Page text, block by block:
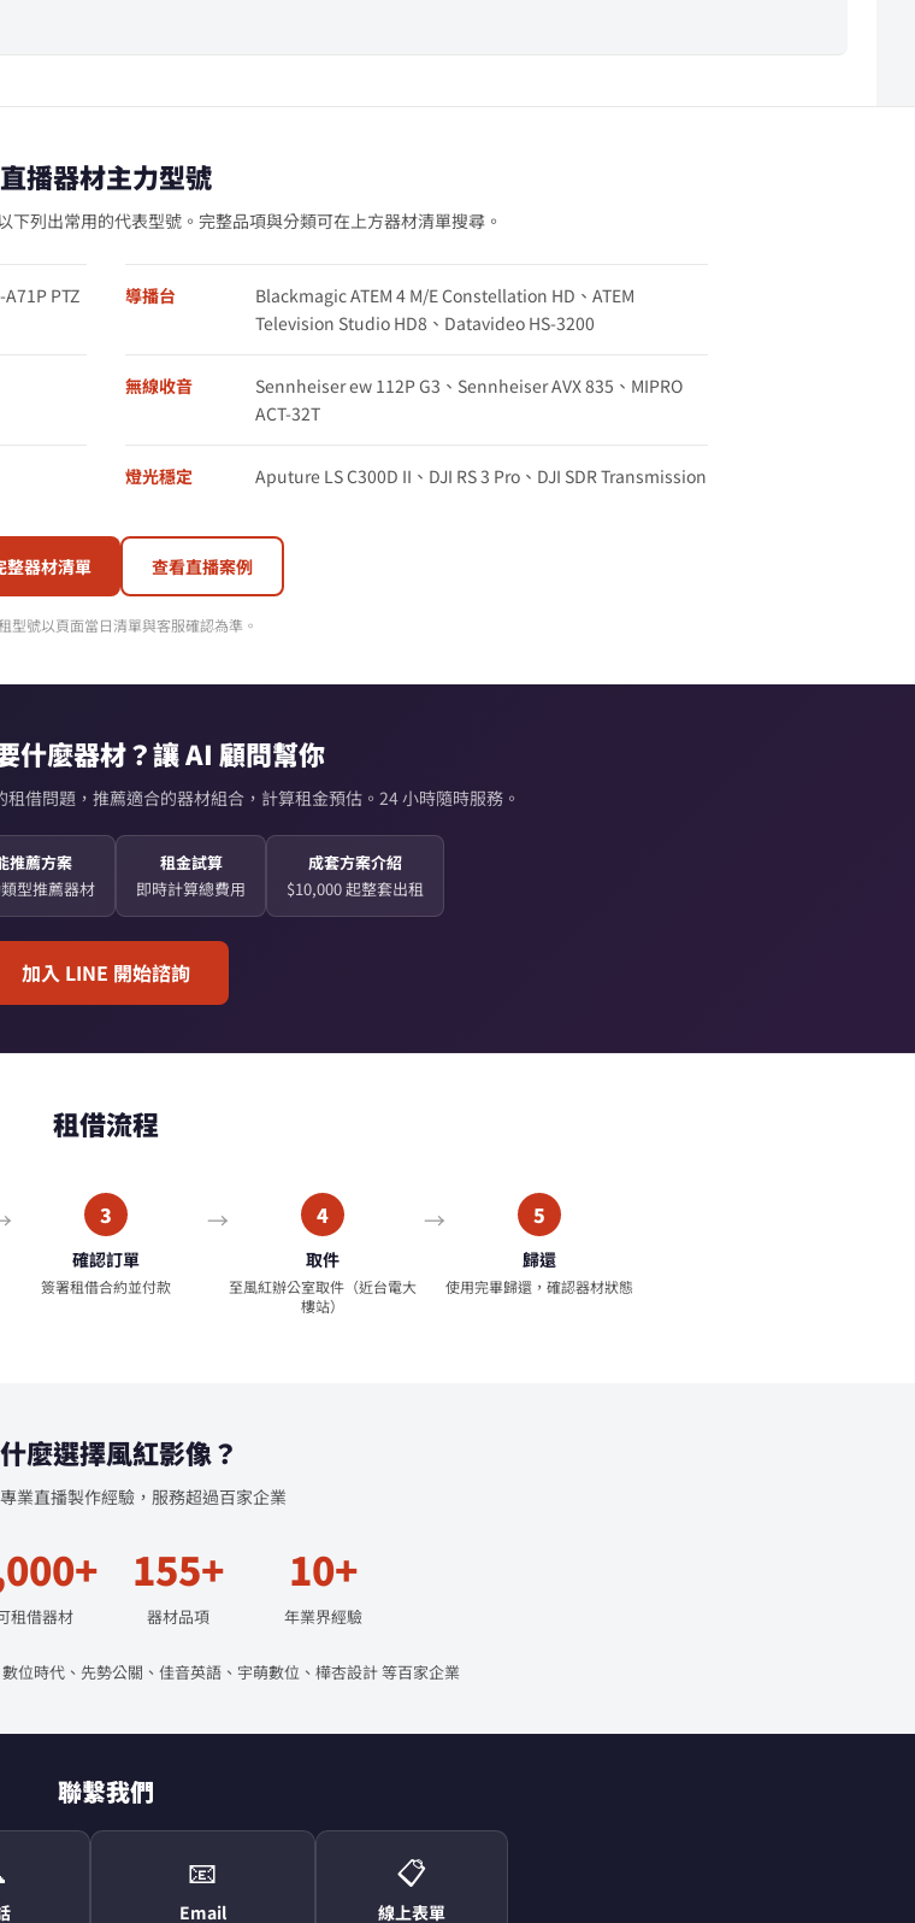
直播器材主力型號
列出常用的代表型號。完整品項與分類可在上方器材清單搜尋。
PTZ 導播台
Blackmagic ATEM 4 M/E Constellation HD、ATEM
Television Studio HD8、Datavideo HS-3200
無線收音
Sennheiser ew 112P G3、Sennheiser AVX 835、MIPRO
ACT-32T
燈光穩定 Aputure LS C300D II、DJI RS 3 Pro、DJI SDR Transmission
整器材清單 查看直播案例
型號以頁面當日清單與客服確認為準。
什麼器材？讓 AI 顧問幫你
借問題，推薦適合的器材組合，計算租金預估。24 小時隨時服務。
推薦方案
型推薦器材
租金試算
即時計算總費用
成套方案介紹
$10,000 起整套出租
加入 LINE 開始諮詢
租借流程
3
確認訂單
簽署租借合約並付款
4
取件
至風紅辦公室取件（近台電大
樓站）
5
歸還
使用完畢歸還，確認器材狀態
麼選擇風紅影像？
業直播製作經驗，服務超過百家企業
租借器材
155+
器材品項
10+
年業界經驗
位時代、先勢公關、佳音英語、宇萌數位、樺杏設計 等百家企業
聯繫我們
📧
Email
📋
線上表單